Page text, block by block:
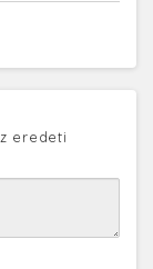
eredeti